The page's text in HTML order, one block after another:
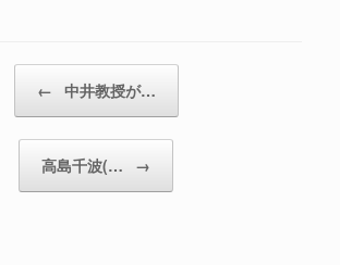
← 中井教授が…
高島千波(… →